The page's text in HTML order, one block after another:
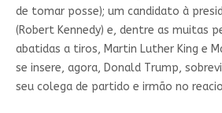
de tomar posse); um candidato à
(Robert Kennedy) e, dentre as muitas
abatidas a tiros, Martin Luther King e
se insere, agora, Donald Trump,
seu colega de partido e irmão no